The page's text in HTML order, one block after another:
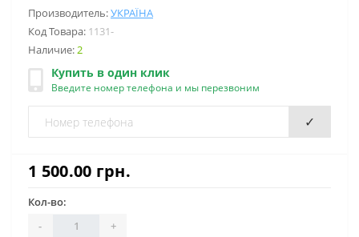
Производитель:УКРАЇНА
Код Товара: 1131-
Наличие:2
Купить в один клик
Введите номер телефона и мы перезвоним
✓
1 500.00 грн.
Кол-во:
-
+